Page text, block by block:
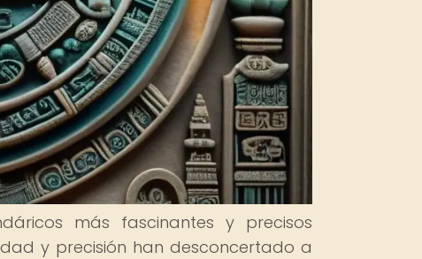
más fascinantes y precisos
y precisión han desconcertado a